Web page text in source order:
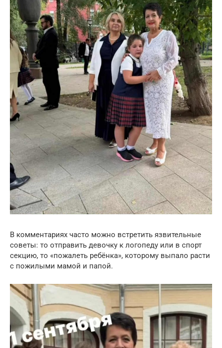
В комментариях часто можно встретить язвительные
советы: то отправить девочку к логопеду или в спорт
секцию, то «пожалеть ребёнка», которому выпало расти
с пожилыми мамой и папой.